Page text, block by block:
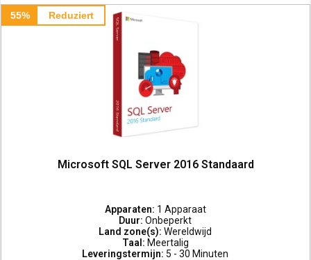
55% Reduziert
Microsoft SQL Server 2016 Standaard
Apparaten: 1 Apparaat
Duur:Onbeperkt
Land zone(s):Wereldwijd
Taal: Meertalig
Leveringstermijn: 5 - 30 Minuten